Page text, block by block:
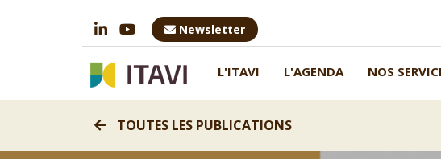
Newsletter
L'ITAVI L'AGENDA NOS
TOUTES LES PUBLICATIONS